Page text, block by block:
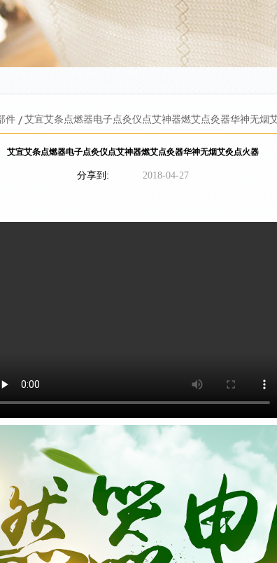
件 艾宜艾条点燃器电子点灸仪点艾神器燃艾点灸器华神无烟
艾宜艾条点燃器电子点灸仪点艾神器燃艾点灸器华神无烟艾灸点火器
分享到: 2018-04-27